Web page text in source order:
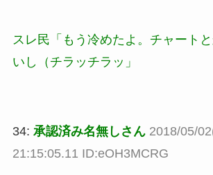
スレ民「もう冷めたよ。チャート
いし（チラッチラッ」
34: 承認済み名無しさん 2018/05/
21:15:05.11 ID:eOH3MCRG